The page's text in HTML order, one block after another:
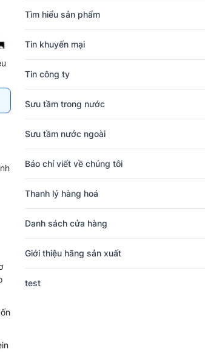
Tìm hiểu sản phẩm
Tin khuyến mại
Tin công ty
Sưu tầm trong nước
Sưu tầm nước ngoài
Báo chí viết về chúng tôi
Thanh lý hàng hoá
Danh sách cửa hàng
Giới thiệu hãng sản xuất
test